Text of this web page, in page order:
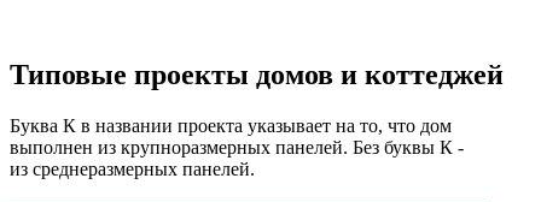
Типовые проекты домов и коттеджей
Буква К в названии проекта указывает на то, что дом
выполнен из крупноразмерных панелей. Без буквы К -
из среднеразмерных панелей.